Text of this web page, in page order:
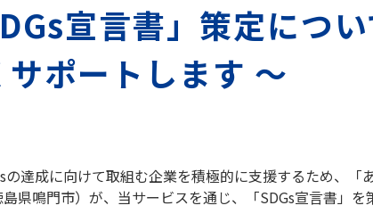
宣言書」策定につ
ポートします ～
達成に向けて取組む企業を積極的に支援するため、「
県鳴門市）が、当サービスを通じ、「SDGs宣言書」を